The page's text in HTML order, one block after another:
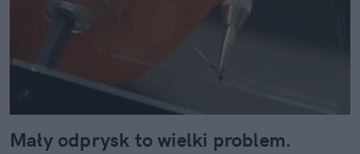
Mały odprysk to wielki problem.